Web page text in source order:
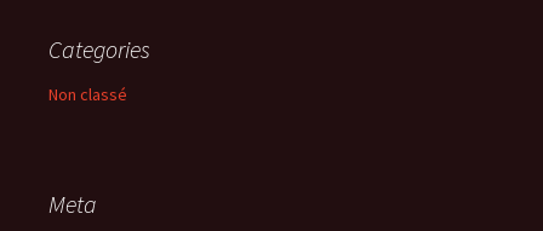
Categories
Non classé
Meta